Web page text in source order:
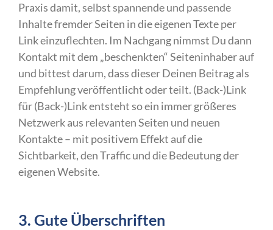
Praxis damit, selbst spannende und passende
Inhalte fremder Seiten in die eigenen Texte per
Link einzuflechten. Im Nachgang nimmst Du dann
Kontakt mit dem „beschenkten“ Seiteninhaber auf
und bittest darum, dass dieser Deinen Beitrag als
Empfehlung veröffentlicht oder teilt. (Back-)Link
für (Back-)Link entsteht so ein immer größeres
Netzwerk aus relevanten Seiten und neuen
Kontakte – mit positivem Effekt auf die
Sichtbarkeit, den Traffic und die Bedeutung der
eigenen Website.
3. Gute Überschriften